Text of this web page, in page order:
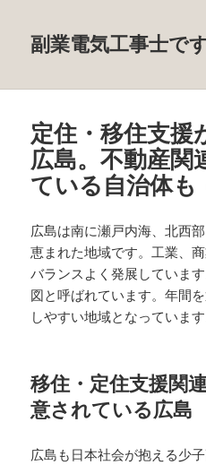
副業電気工事士で
定住・移住支援
広島。不動産関
ている自治体も
広島は南に瀬戸内海、北西
恵まれた地域です。工業、
バランスよく発展していま
図と呼ばれています。年間
しやすい地域となっています
移住・定住支援関
意されている広島
広島も日本社会が抱える少